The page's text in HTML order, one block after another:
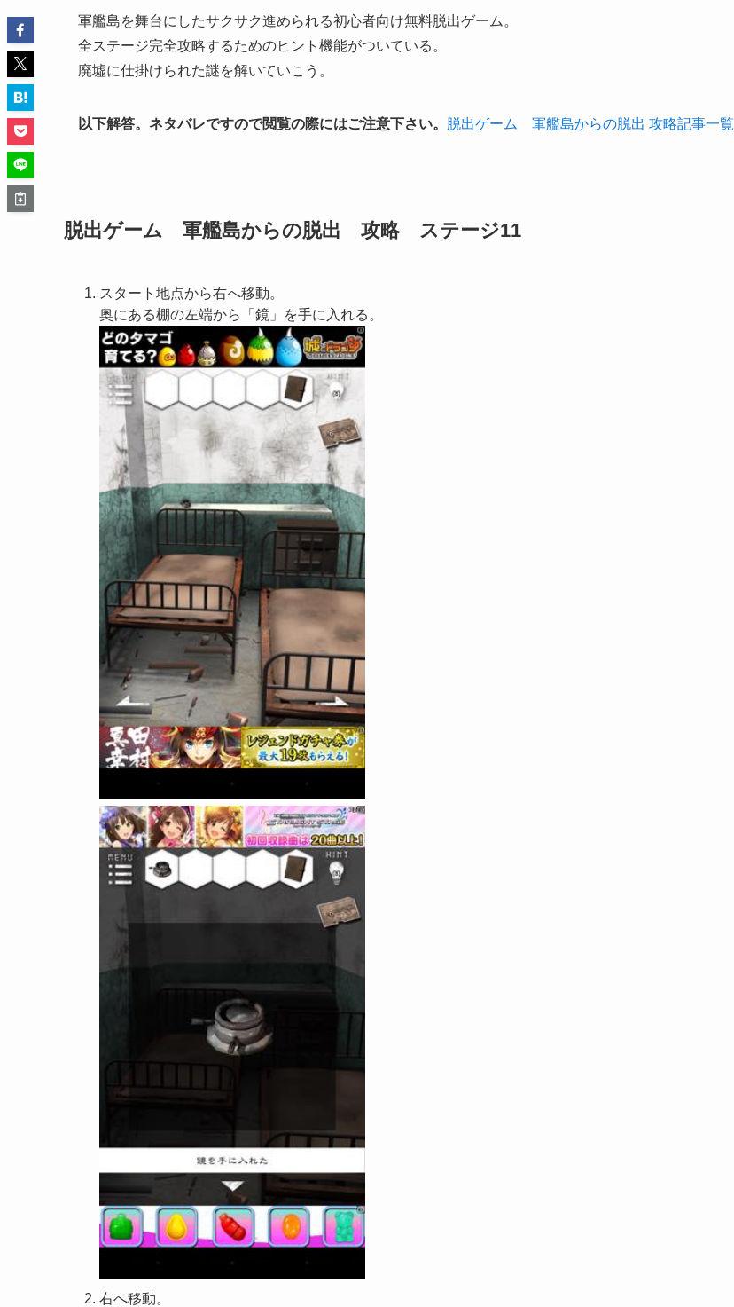
軍艦島を舞台にしたサクサク進められる初心者向け無料脱出ゲーム。
全ステージ完全攻略するためのヒント機能がついている。
廃墟に仕掛けられた謎を解いていこう。
以下解答。ネタバレですので閲覧の際にはご注意下さい。 脱出ゲーム 軍艦島からの脱出 攻略記事一覧
脱出ゲーム 軍艦島からの脱出 攻略 ステージ11
スタート地点から右へ移動。
奥にある棚の左端から「鏡」を手に入れる。
右へ移動。